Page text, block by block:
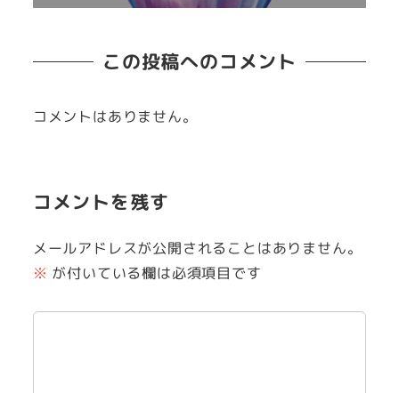
この投稿へのコメント
コメントはありません。
コメントを残す
メールアドレスが公開されることはありません。
※ が付いている欄は必須項目です